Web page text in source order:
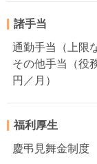
諸手当
通勤手当（上限
その他手当（役
円／月）
福利厚生
慶弔見舞金制度